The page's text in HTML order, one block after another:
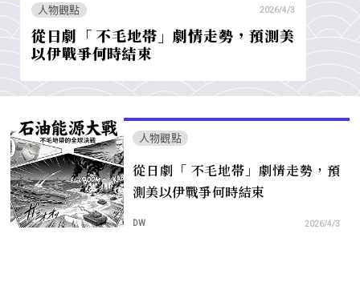
人物觀點 2026/4/3
從日劇「 不毛地帯」劇情走勢，預測美
以伊戰爭何時結束
人物觀點
從日劇「 不毛地帯」劇情走勢，預
測美以伊戰爭何時結束
DW 2026/4/3